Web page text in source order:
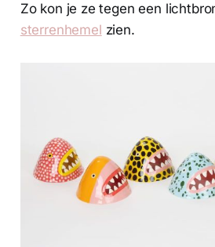
Zo kon je ze tegen een
sterrenhemel zien.